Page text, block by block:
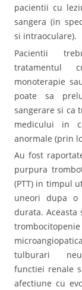
pacientii cu
sangera (in
si intraoculare).
Pacientii
tratamentul
monoterapie
poate sa
sangerare si ca
medicului in
anormale (prin
Au fost
purpura
(PTT) in timpul
uneori dupa o
durata. Aceasta
tulburari
functiei renale
afectiune cu